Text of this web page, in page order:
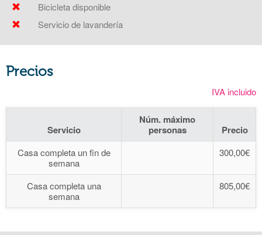
Bicicleta disponible
Servicio de lavandería
Precios
IVA incluido
Servicio
Núm. máximo
personas
Precio
Casa completa un fin de
semana
300,00€
Casa completa una
semana
805,00€